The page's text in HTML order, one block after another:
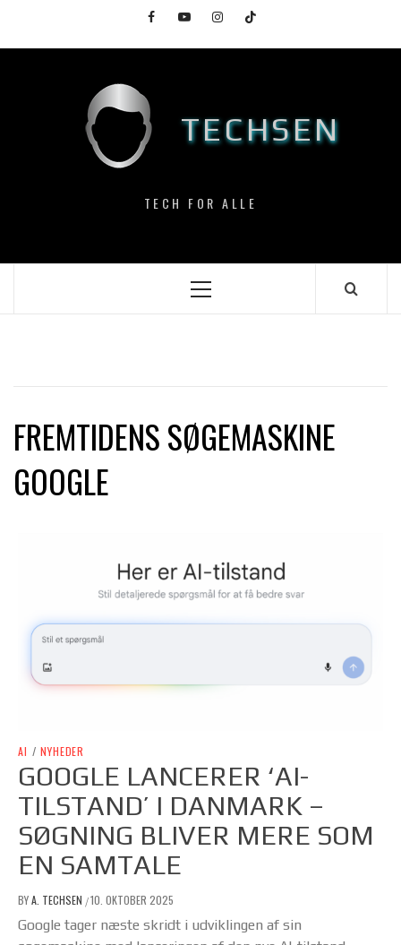
content
FacebookYouTubeInstagramTikTok
TECHSEN
TECH FOR ALLE
Primary
FREMTIDENS SØGEMASKINE
GOOGLE
AI / NYHEDER
GOOGLE LANCERER ‘AI-
TILSTAND’ I DANMARK –
SØGNING BLIVER MERE SOM
EN SAMTALE
BYA. TECHSEN /10. OKTOBER 2025
Google tager næste skridt i udviklingen af sin